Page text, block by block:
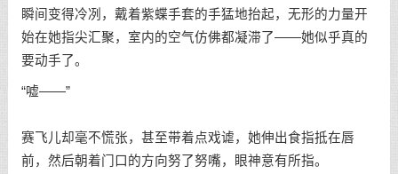
瞬间变得冷冽，戴着紫蝶手套的手猛地抬起，无形的力量开
始在她指尖汇聚，室内的空气仿佛都凝滞了——她似乎真的
要动手了。
“嘘——”
赛飞儿却毫不慌张，甚至带着点戏谑，她伸出食指抵在唇
前，然后朝着门口的方向努了努嘴，眼神意有所指。